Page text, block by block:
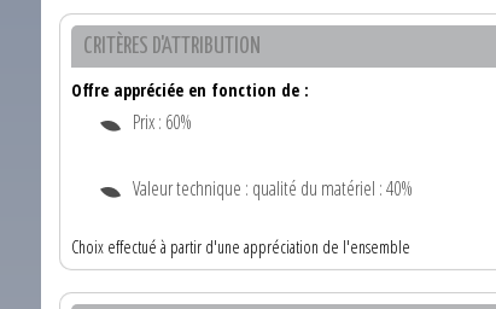
CRITÈRES D'ATTRIBUTION
Offre appréciée en fonction de :
Prix : 60%
Valeur technique : qualité du matériel : 40%
Choix effectué à partir d'une appréciation de l'ensemble